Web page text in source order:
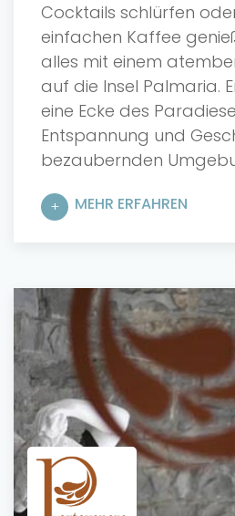
Cocktails schlürfen
einfachen Kaffee
alles mit einem
auf die Insel Palmaria.
eine Ecke des
Entspannung und
bezaubernden
MEHR ERFAHREN